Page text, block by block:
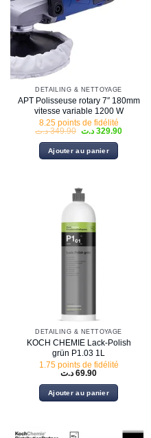
DETAILING & NETTOYAGE
APT Polisseuse rotary 7″ 180mm
vitesse variable 1200 W
8.25 points de fidélité
349.90 د.ت
Le
initial
était :
329.90 د.ت
Le
Ajouter au panier
DETAILING & NETTOYAGE
KOCH CHEMIE Lack-Polish
grün P1.03 1L
1.75 points de fidélité
69.90 د.ت
Ajouter au panier